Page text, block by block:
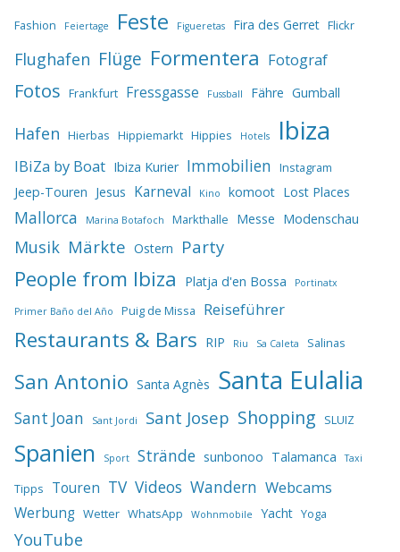
Fashion Feiertage Feste Figueretas Fira des Gerret Flickr
Flughafen Flüge Formentera Fotograf
Fotos Frankfurt Fressgasse Fussball Fähre Gumball
Hafen Hierbas Hippiemarkt Hippies Hotels Ibiza
IBiZa by Boat Ibiza Kurier Immobilien Instagram
Jeep-Touren Jesus Karneval Kino komoot Lost Places
Mallorca Marina Botafoch Markthalle Messe Modenschau
Musik Märkte Ostern Party
People from Ibiza Platja d'en Bossa Portinatx
Primer Baño del Año Puig de Missa Reiseführer
Restaurants & Bars RIP Riu Sa Caleta Salinas
San Antonio Santa Agnès Santa Eulalia
Sant Joan Sant Jordi Sant Josep Shopping SLUIZ
Spanien Sport Strände sunbonoo Talamanca Taxi
Tipps Touren TV Videos Wandern Webcams
Werbung Wetter WhatsApp Wohnmobile Yacht Yoga
YouTube